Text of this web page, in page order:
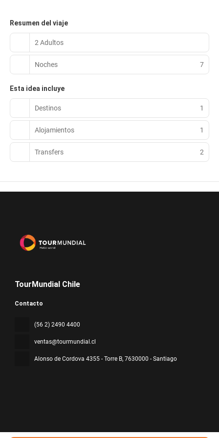
Resumen del viaje
2 Adultos
Noches 7
Esta idea incluye
Destinos 1
Alojamientos 1
Transfers 2
TourMundial Chile
Contacto
(56 2) 2490 4400
ventas@tourmundial.cl
Alonso de Cordova 4355 - Torre B, 7630000 - Santiago